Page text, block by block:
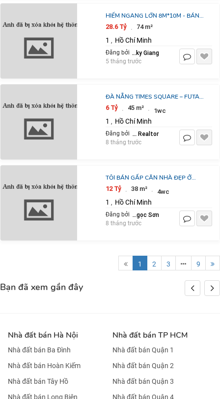
HIẾM NGANG LỚN 8M*10M - BÁN
CHDV 6 TẦNG THANG MÁY ĐƯỜNG
LÊ THÁNH TÔN, P.BẾN NGHÉ, QUẬN
1 - GIANG
28.6 Tỷ · 74 m²
1 , Hồ Chí Minh
Đăng bởi Vicky Giang
5 tháng trước
ĐÀ NẴNG TIMES SQUARE – FUTA
RESIDENCE: TIỆN NGHI THỜI
THƯỢNG, CHUẨN SỐNG 5 SAO
GIỮA TRÁI TIM THÀNH
6 Tỷ · 45 m² · 1wc
1 , Hồ Chí Minh
Đăng bởi Cường ĐN Realtor
8 tháng trước
TÔI BÁN GẤP CĂN NHÀ ĐẸP Ở
LUÔN NGÕ 101 THANH NHÀN,
38M2, 5 TẦNG, 6 PHÒNG NGỦ GIÁ
12 TỶ CÓ TL
12 Tỷ · 38 m² · 4wc
1 , Hồ Chí Minh
Đăng bởi Nguyễn Ngọc Sơn
8 tháng trước
1 2 3 9
Bạn đã xem gần đây
Nhà đất bán Hà Nội
Nhà đất bán Ba Đình
Nhà đất bán Hoàn Kiếm
Nhà đất bán Tây Hồ
Nhà đất bán Long Biên
Nhà đất bán TP HCM
Nhà đất bán Quận 1
Nhà đất bán Quận 2
Nhà đất bán Quận 3
Nhà đất bán Quận 4